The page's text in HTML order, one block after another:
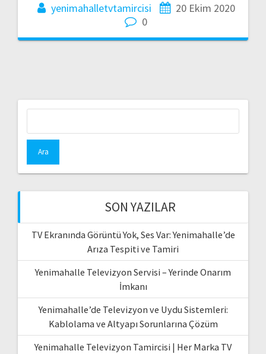
yenimahalletvtamircisi
20 Ekim 2020
0
SON YAZILAR
TV Ekranında Görüntü Yok, Ses Var: Yenimahalle’de
Arıza Tespiti ve Tamiri
Yenimahalle Televizyon Servisi – Yerinde Onarım
İmkanı
Yenimahalle’de Televizyon ve Uydu Sistemleri:
Kablolama ve Altyapı Sorunlarına Çözüm
Yenimahalle Televizyon Tamircisi | Her Marka TV